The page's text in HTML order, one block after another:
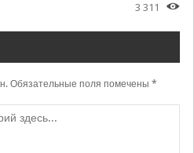
3 311
Обязательные поля помечены *